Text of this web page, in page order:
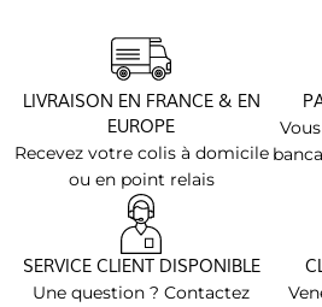
LIVRAISON EN FRANCE & EN
EUROPE
Recevez votre colis à domicile
ou en point relais
SERVICE CLIENT DISPONIBLE
Une question ? Contactez